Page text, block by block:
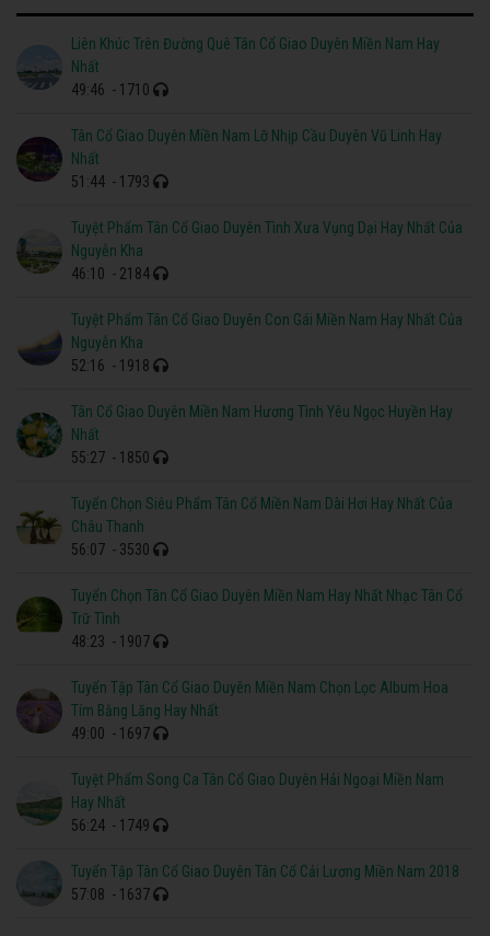
Liên Khúc Trên Đường Quê Tân Cổ Giao Duyên Miền Nam Hay
Nhất
49:46 - 1710
Tân Cổ Giao Duyên Miền Nam Lỡ Nhịp Cầu Duyên Vũ Linh Hay
Nhất
51:44 - 1793
Tuyệt Phẩm Tân Cổ Giao Duyên Tình Xưa Vụng Dại Hay Nhất Của
Nguyễn Kha
46:10 - 2184
Tuyệt Phẩm Tân Cổ Giao Duyên Con Gái Miền Nam Hay Nhất Của
Nguyễn Kha
52:16 - 1918
Tân Cổ Giao Duyên Miền Nam Hương Tình Yêu Ngọc Huyền Hay
Nhất
55:27 - 1850
Tuyển Chọn Siêu Phẩm Tân Cổ Miền Nam Dài Hơi Hay Nhất Của
Châu Thanh
56:07 - 3530
Tuyển Chọn Tân Cổ Giao Duyên Miền Nam Hay Nhất Nhạc Tân Cổ
Trữ Tình
48:23 - 1907
Tuyển Tập Tân Cổ Giao Duyên Miền Nam Chọn Lọc Album Hoa
Tím Bằng Lăng Hay Nhất
49:00 - 1697
Tuyệt Phẩm Song Ca Tân Cổ Giao Duyên Hải Ngoại Miền Nam
Hay Nhất
56:24 - 1749
Tuyển Tập Tân Cổ Giao Duyên Tân Cổ Cải Lương Miền Nam 2018
57:08 - 1637